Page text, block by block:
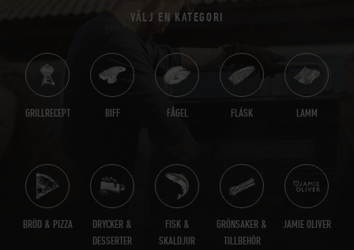
VÄLJ EN KATEGORI
GRILLRECEPT BIFF FÅGEL FLÄSK LAMM
BRÖD & PIZZA
DRYCKER &
DESSERTER
FISK &
SKALDJUR
GRÖNSAKER &
TILLBEHÖR
JAMIE OLIVER